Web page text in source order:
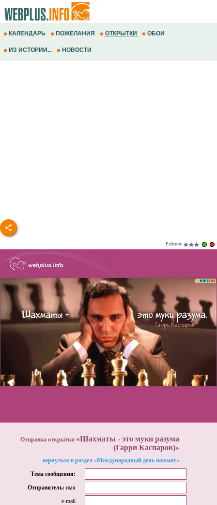
КАЛЕНДАРЬ ПОЖЕЛАНИЯ ОТКРЫТКИ ОБОИ
ИЗ ИСТОРИИ... НОВОСТИ
Рейтинг
Отправка открытки «Шахматы - это муки разума
(Гарри Каспаров)»
вернуться в раздел «Международный день шахмат»
Тема сообщения:
Отправитель: имя
e-mail